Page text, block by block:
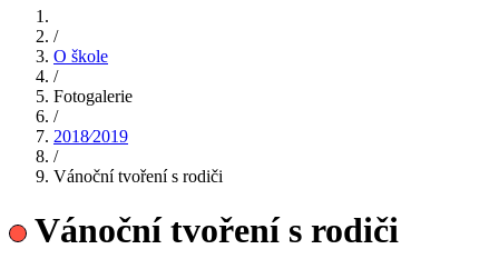
/
O škole
/
Fotogalerie
/
2018⁄2019
/
Vánoční tvoření s rodiči
Vánoční tvoření s rodiči